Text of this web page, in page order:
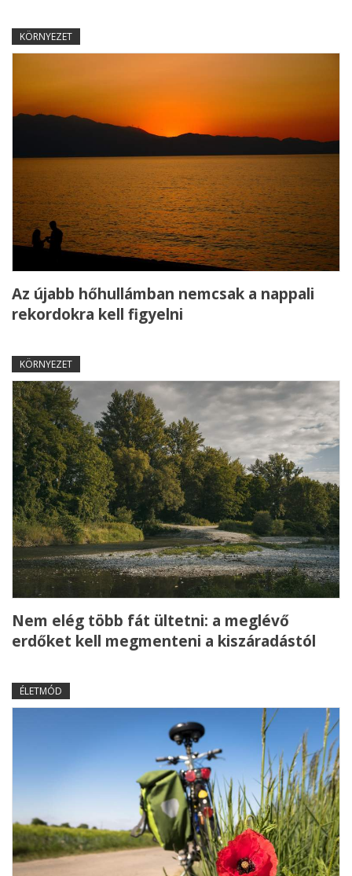
KÖRNYEZET
Az újabb hőhullámban nemcsak a nappali
rekordokra kell figyelni
KÖRNYEZET
Nem elég több fát ültetni: a meglévő
erdőket kell megmenteni a kiszáradástól
ÉLETMÓD